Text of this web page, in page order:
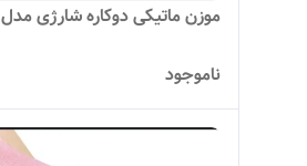
موزن ماتیکی دوکاره شارژی مدل CF-001
ناموجود